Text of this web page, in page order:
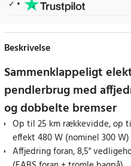
Beskrivelse
Sammenklappeligt
pendlerbrug med
og dobbelte bremser
Op til 25 km rækkevidde, op
effekt 480 W (nominel 300 W)
Affjedring foran, 8,5"